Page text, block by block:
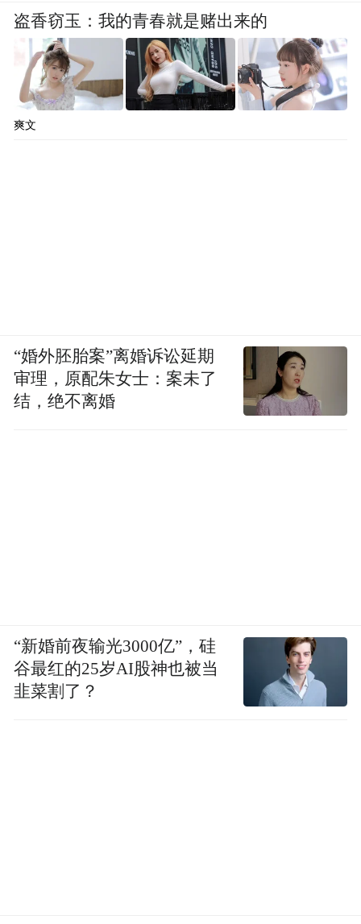
盗香窃玉：我的青春就是赌出来的
爽文
“婚外胚胎案”离婚诉讼延期
审理，原配朱女士：案未了
结，绝不离婚
“新婚前夜输光3000亿”，硅
谷最红的25岁AI股神也被当
韭菜割了？